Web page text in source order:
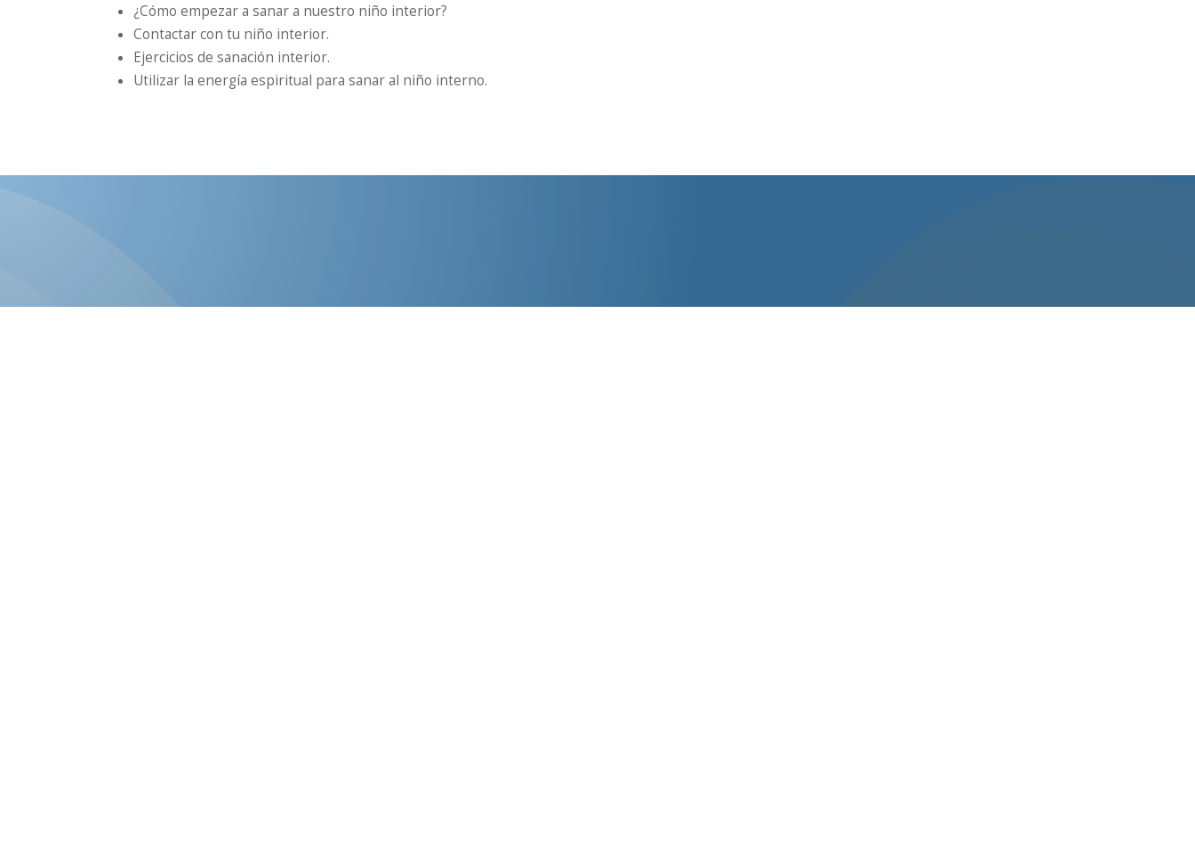
¿Cómo empezar a sanar a nuestro niño interior?
Contactar con tu niño interior.
Ejercicios de sanación interior.
Utilizar la energía espiritual para sanar al niño interno.